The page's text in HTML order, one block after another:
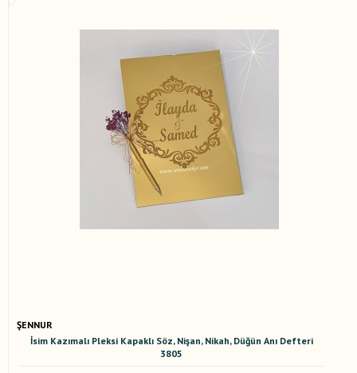
ŞENNUR
İsim Kazımalı Pleksi Kapaklı Söz, Nişan, Nikah, Düğün Anı Defteri
3805